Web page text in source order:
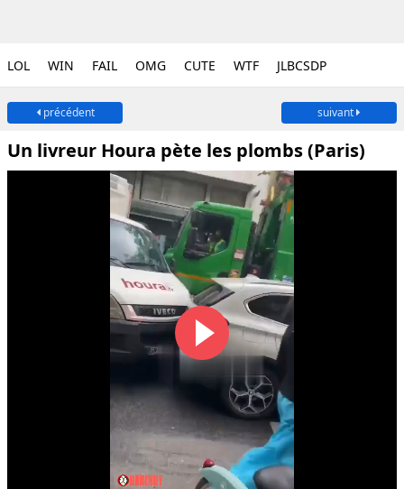
LOL WIN FAIL OMG CUTE WTF JLBCSDP
précédent suivant
Un livreur Houra pète les plombs (Paris)